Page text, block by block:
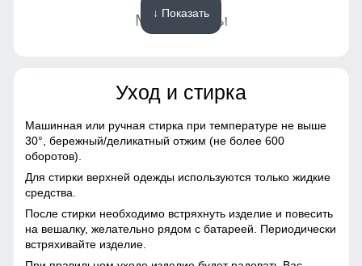
64
83
Материалы
Полиэстер
Фактура материала Плотная
Тип ткани
Технологичная ткань
Windstopper
Паропроницаемость
↓ Показать
Уход и стирка
Машинная или ручная стирка при температуре не выше
30°, бережный/деликатный отжим (не более 600
оборотов).
Для стирки верхней одежды используются только жидкие
средства.
После стирки необходимо встряхнуть изделие и повесить
на вешалку, желательно рядом с батареей. Периодически
встряхивайте изделие.